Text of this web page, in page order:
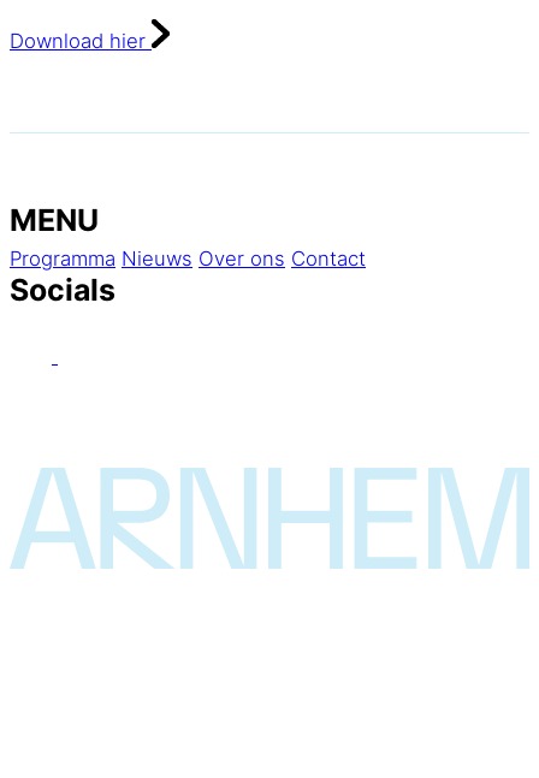
Download hier
MENU
Programma Nieuws Over ons Contact
Socials